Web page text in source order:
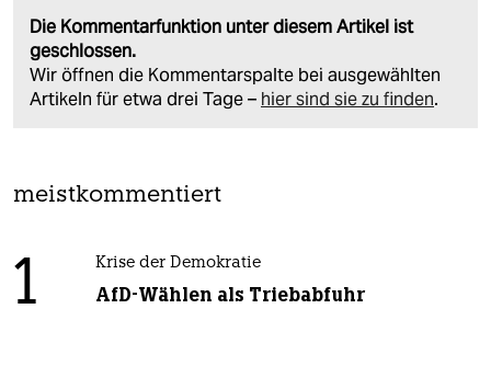
Die Kommentarfunktion unter diesem Artikel ist
geschlossen.
Wir öffnen die Kommentarspalte bei ausgewählten
Artikeln für etwa drei Tage – hier sind sie zu finden.
meistkommentiert
1 Krise der Demokratie
AfD-Wählen als Triebabfuhr